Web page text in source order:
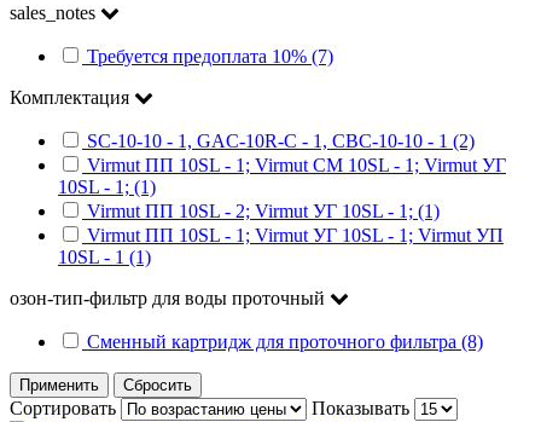
sales_notes
Требуется предоплата 10% (7)
Комплектация
SC-10-10 - 1, GAC-10R-C - 1, CBC-10-10 - 1 (2)
Virmut ПП 10SL - 1; Virmut СМ 10SL - 1; Virmut УГ
10SL - 1; (1)
Virmut ПП 10SL - 2; Virmut УГ 10SL - 1; (1)
Virmut ПП 10SL - 1; Virmut УГ 10SL - 1; Virmut УП
10SL - 1 (1)
озон-тип-фильтр для воды проточный
Сменный картридж для проточного фильтра (8)
Применить Сбросить
Сортировать Показывать